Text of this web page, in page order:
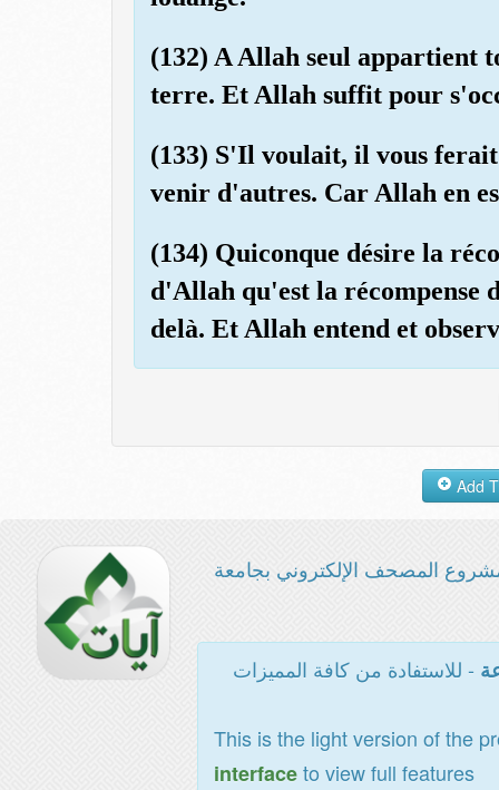
(132) A Allah seul appartient
terre. Et Allah suffit pour
(133) S'Il voulait, il vous
venir d'autres. Car Allah en
(134) Quiconque désire la
d'Allah qu'est la récompense
delà. Et Allah entend et
المصحف الإلكتروني بجامعة
- للاستفادة من كافة المميزات
This is the light version of the
interfaceto view full features